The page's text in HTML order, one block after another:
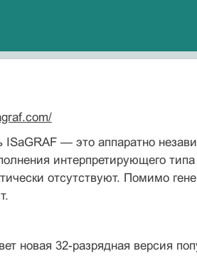
ISaGRAF — это аппаратно
интерпретирующего
отсутствуют. Помимо
новая 32-разрядная версия